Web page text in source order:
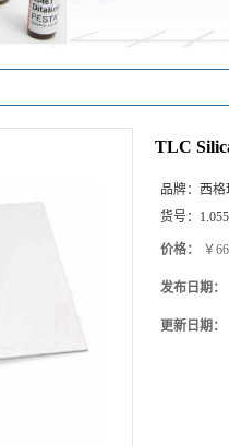
TLC
品牌： 西格
货号：
价格： ￥
发布日期：
更新日期：